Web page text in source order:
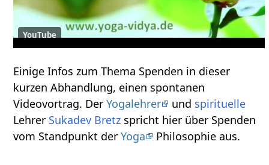
YouTube
Einige Infos zum Thema Spenden‏‎ in dieser
kurzen Abhandlung, einen spontanen
Videovortrag. DerYogalehrer und spirituelle
Lehrer Sukadev Bretz spricht hier über Spenden‏‎
vom Standpunkt derYoga Philosophie aus.